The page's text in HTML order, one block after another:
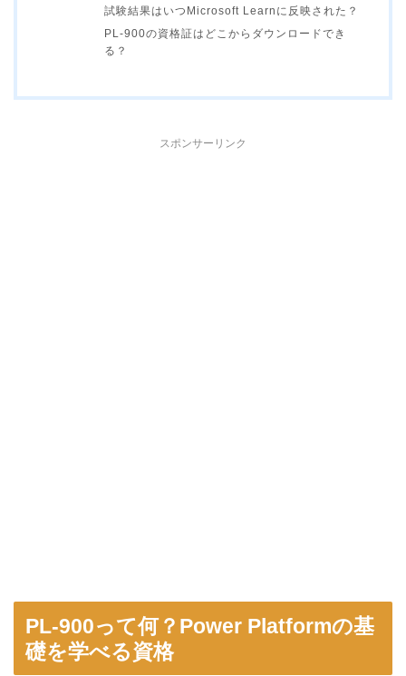
試験結果はいつMicrosoft Learnに反映された？
PL-900の資格証はどこからダウンロードでき
る？
スポンサーリンク
PL-900って何？Power Platformの基
礎を学べる資格